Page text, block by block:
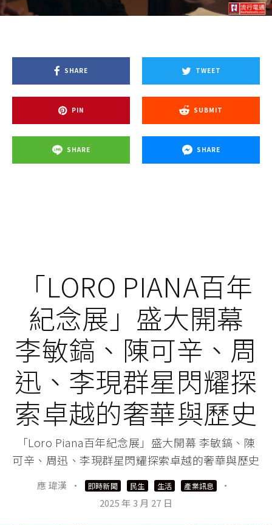
SHARE TWEET
PIN SUBMIT
SHARE SHARE
「LORO PIANA百年
紀念展」盛大開幕
李敏鎬、陳可辛、周
迅、李現群星閃耀探
索卓越的奢華與歷史
「Loro Piana百年紀念展」盛大開幕 李敏鎬、陳
可辛、周迅、李現群星閃耀探索卓越的奢華與歷史
應 瑋漢 · 即時新聞 民生 生活 產業訊息
·
2025 年 3 月 27 日